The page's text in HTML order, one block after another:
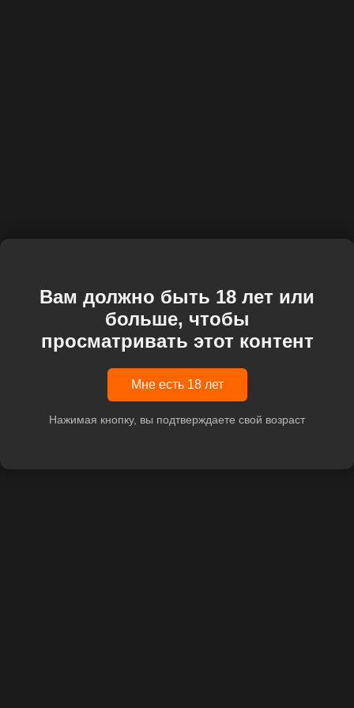
Вам должно быть 18 лет или
больше, чтобы
просматривать этот контент
Мне есть 18 лет
Нажимая кнопку, вы подтверждаете свой возраст